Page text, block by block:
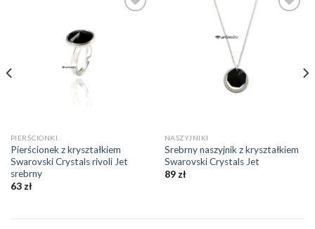
PIERŚCIONKI
Pierścionek z kryształkiem
Swarovski Crystals rivoli Jet
srebrny
63zł
NASZYJNIKI
Srebrny naszyjnik z kryształkiem
Swarovski Crystals Jet
89zł